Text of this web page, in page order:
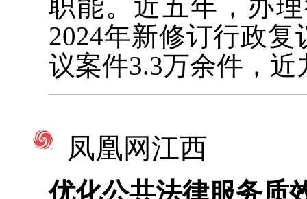
职能。近五年，办
2024年新修订行政
议案件3.3万余件，
凤凰网江西
优化公共法律服务质